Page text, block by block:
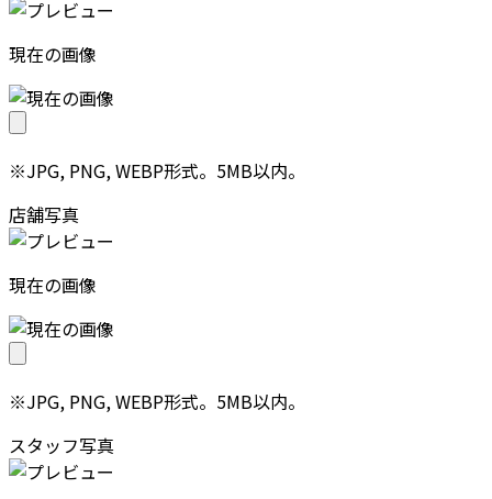
現在の画像
※JPG, PNG, WEBP形式。5MB以内。
店舗写真
現在の画像
※JPG, PNG, WEBP形式。5MB以内。
スタッフ写真